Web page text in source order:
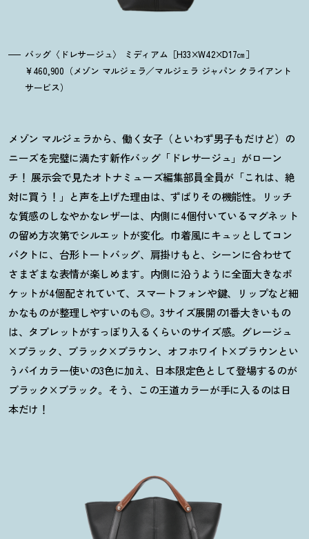
バッグ〈ドレサージュ〉 ミディアム［H33×W42×D17㎝］
¥460,900（メゾン マルジェラ／マルジェラ ジャパン クライアント
サービス）
メゾン マルジェラから、働く女子（といわず男子もだけど）の
ニーズを完璧に満たす新作バッグ「ドレサージュ」がローン
チ ！ 展示会で見たオトナミューズ編集部員全員が「これは、絶
対に買う ！ 」と声を上げた理由は、ずばりその機能性。リッチ
な質感のしなやかなレザーは、内側に4個付いているマグネット
の留め方次第でシルエットが変化。巾着風にキュッとしてコン
パクトに、台形トートバッグ、肩掛けもと、シーンに合わせて
さまざまな表情が楽しめます。内側に沿うように全面大きなポ
ケットが4個配されていて、スマートフォンや鍵、リップなど細
かなものが整理しやすいのも◎。3サイズ展開の1番大きいもの
は、タブレットがすっぽり入るくらいのサイズ感。グレージュ
×ブラック、ブラック×ブラウン、オフホワイト×ブラウンとい
うバイカラー使いの3色に加え、日本限定色として登場するのが
ブラック×ブラック。そう、この王道カラーが手に入るのは日
本だけ ！